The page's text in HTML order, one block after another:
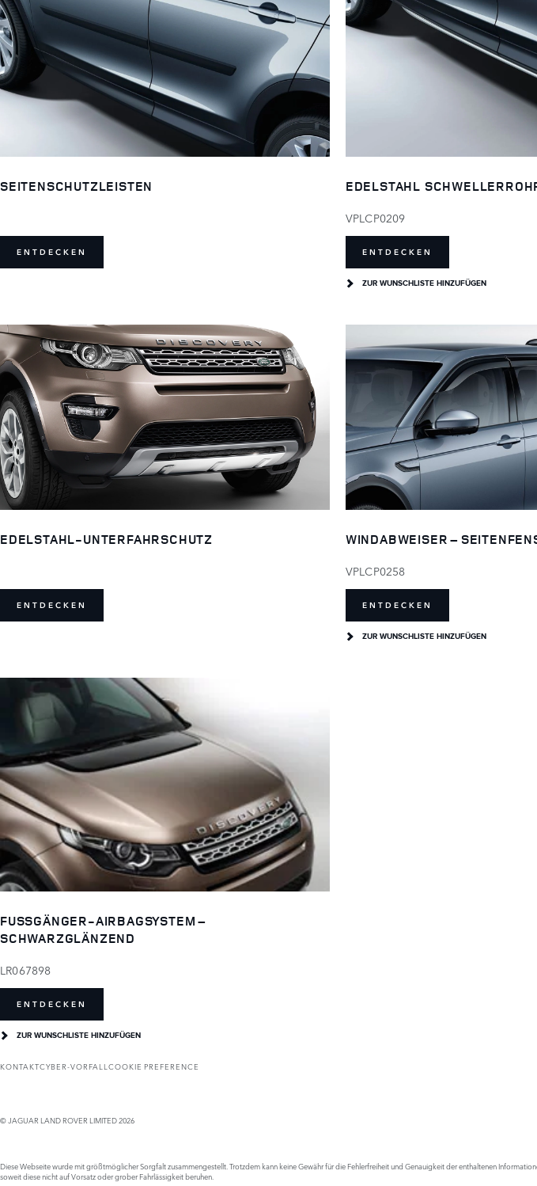
SEITENSCHUTZLEISTEN
ENTDECKEN
EDELSTAHL
VPLCP0209
ENTDECKEN
ZUR WUNSCHLISTE HINZUFÜGEN
EDELSTAHL-UNTERFAHRSCHUTZ
ENTDECKEN
WINDABWEISER –
VPLCP0258
ENTDECKEN
ZUR WUNSCHLISTE HINZUFÜGEN
FUSSGÄNGER-AIRBAGSYSTEM –
SCHWARZGLÄNZEND
LR067898
ENTDECKEN
ZUR WUNSCHLISTE HINZUFÜGEN
KONTAKTCYBER-VORFALL COOKIE PREFERENCE
© JAGUAR LAND ROVER LIMITED 2026
Diese Webseite wurde mit größtmöglicher Sorgfalt zusammengestellt. Trotzdem kann keine Gewähr für die Fehlerfreiheit und Genauigkeit der enthaltenen
soweit diese nicht auf Vorsatz oder grober Fahrlässigkeit beruhen.